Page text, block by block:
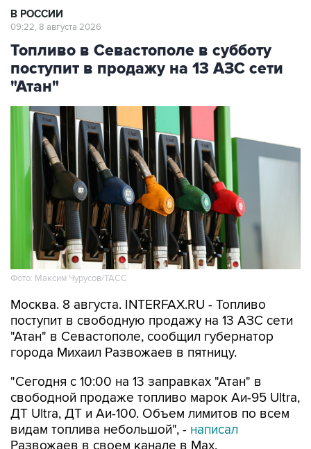
Топливо в Севастополе в субботу
"Атан"
Фото: Максим Чурусов/ТАСС
Москва. 8 августа. INTERFAX.RU - Топливо
"Атан" в Севастополе, сообщил губернатор
города Михаил Развожаев в пятницу.
"Сегодня с 10:00 на 13 заправках "Атан" в
ДТ Ultra, ДТ и Аи-100. Объем лимитов по всем
видам топлива небольшой", - написал
Развожаев в своем канале в Max.
Заправить можно 20 литров в одну машину,